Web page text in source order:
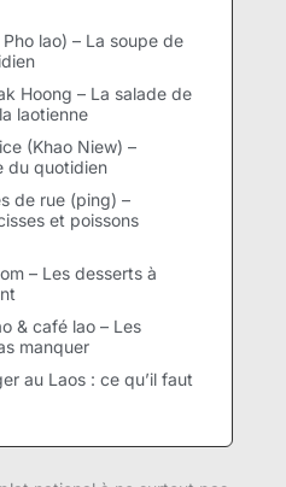
Pho lao) – La soupe de
Hoong – La salade de
laotienne
(Khao Niew) –
du quotidien
de rue (ping) –
et poissons
– Les desserts à
& café lao – Les
manquer
au Laos : ce qu’il faut